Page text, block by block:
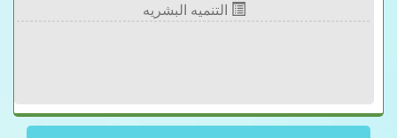
التنميه البشريه